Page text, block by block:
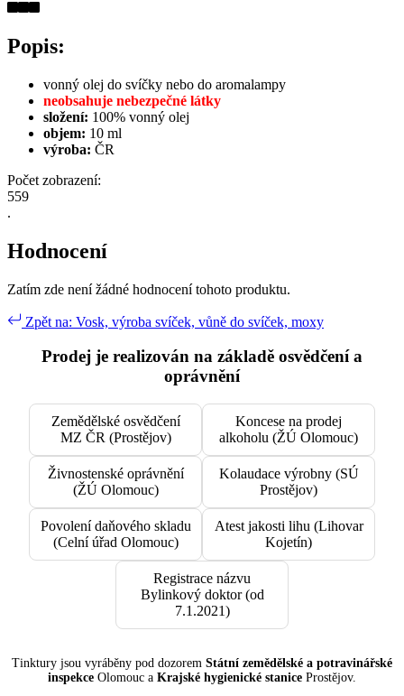
Popis:
vonný olej do svíčky nebo do aromalampy
neobsahuje nebezpečné látky
složení: 100% vonný olej
objem: 10 ml
výroba: ČR
Počet zobrazení:
559
.
Hodnocení
Zatím zde není žádné hodnocení tohoto produktu.
Zpět na: Vosk, výroba svíček, vůně do svíček, moxy
Prodej je realizován na základě osvědčení a
oprávnění
Zemědělské osvědčení
MZ ČR (Prostějov)
Koncese na prodej
alkoholu (ŽÚ Olomouc)
Živnostenské oprávnění
(ŽÚ Olomouc)
Kolaudace výrobny (SÚ
Prostějov)
Povolení daňového skladu
(Celní úřad Olomouc)
Atest jakosti lihu (Lihovar
Kojetín)
Registrace názvu
Bylinkový doktor (od
7.1.2021)
Tinktury jsou vyráběny pod dozorem Státní zemědělské a potravinářské
inspekce Olomouc a Krajské hygienické stanice Prostějov.